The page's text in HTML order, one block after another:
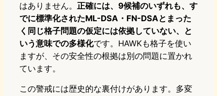
はありません。 正確には、9候補のいずれも、す
でに標準化されたML-DSA・FN-DSAとまった
く同じ格子問題の仮定には依拠していない、と
いう意味での多様化です。HAWKも格子を使い
ますが、その安全性の根拠は別の問題に置かれ
ています。
この警戒には歴史的な裏付けがあります。多変